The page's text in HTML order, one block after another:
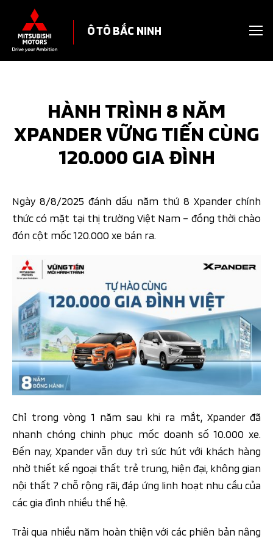
Ô TÔ BẮC NINH
HÀNH TRÌNH 8 NĂM
XPANDER VỮNG TIẾN CÙNG
120.000 GIA ĐÌNH
Ngày 8/8/2025 đánh dấu năm thứ 8 Xpander chính
thức có mặt tại thị trường Việt Nam – đồng thời chào
đón cột mốc 120.000 xe bán ra.
Chỉ trong vòng 1 năm sau khi ra mắt, Xpander đã
nhanh chóng chinh phục mốc doanh số 10.000 xe.
Đến nay, Xpander vẫn duy trì sức hút với khách hàng
nhờ thiết kế ngoại thất trẻ trung, hiện đại, không gian
nội thất 7 chỗ rộng rãi, đáp ứng linh hoạt nhu cầu của
các gia đình nhiều thế hệ.
Trải qua nhiều năm hoàn thiện với các phiên bản nâng